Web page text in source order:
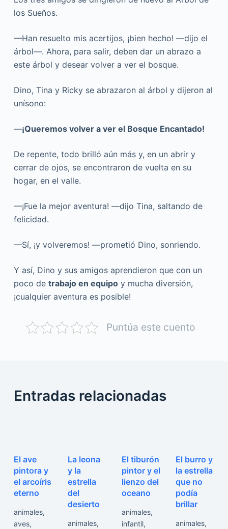
los Sueños.
—Han resuelto mis acertijos, ¡bien hecho! —dijo el
árbol—. Ahora, para salir, deben dar un abrazo a
este árbol y desear volver a ver el bosque.
Dino, Tina y Ricky se abrazaron al árbol y dijeron al
unísono:
—¡Queremos volver a ver el Bosque Encantado!
De repente, todo brilló aún más y, en un abrir y
cerrar de ojos, se encontraron de vuelta en su
hogar, en el valle.
—¡Fue la mejor aventura! —dijo Tina, saltando de
felicidad.
—Sí, ¡y volveremos! —prometió Dino, sonriendo.
Y así, Dino y sus amigos aprendieron que con un
poco de trabajo en equipoy mucha diversión,
¡cualquier aventura es posible!
Puntúa este cuento
Entradas relacionadas
El ave
pintora y
el arcoíris
eterno
animales,
aves,
La leona
y la
estrella
del
desierto
animales,
El tiburón
pintor y el
lienzo del
oceano
animales,
infantil,
El burro y
la estrella
que no
podía
brillar
animales,